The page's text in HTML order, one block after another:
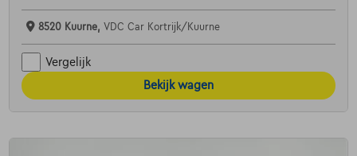
8520 Kuurne, VDC Car Kortrijk/Kuurne
Vergelijk
Bekijk wagen